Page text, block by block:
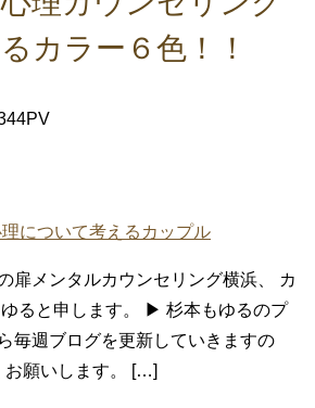
カラー６色！！
扉メンタルカウンセリング横浜、 カ
ると申します。 ▶ 杉本もゆるのプ
毎週ブログを更新していきますの
お願いします。 […]